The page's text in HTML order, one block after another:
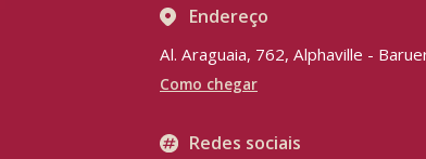
Endereço
Al. Araguaia, 762, Alphaville -
Como chegar
Redes sociais